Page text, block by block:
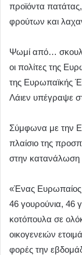
προϊόντα
φρούτων και
Ψωμί από…
οι πολίτες της
της Ευρωπαϊκής
Λάιεν υπέγραψε
Σύμφωνα με την
πλαίσιο της
στην κατανάλωση
«Ένας Ευρωπαίος
46 γουρούνια, 46
κοτόπουλα σε
οικογενειών
φορές την